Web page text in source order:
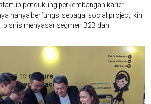
pendukung perkembangan karier.
hanya berfungsi sebagai social project, kini
bisnis menyasar segmen B2B dan